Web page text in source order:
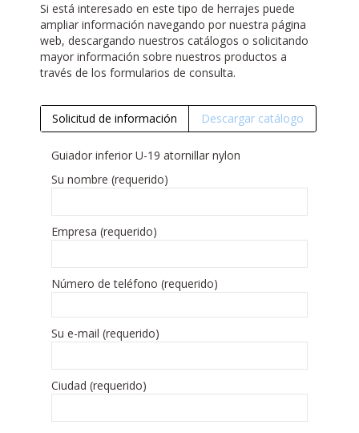
Si está interesado en este tipo de herrajes puede
ampliar información navegando por nuestra página
web, descargando nuestros catálogos o solicitando
mayor información sobre nuestros productos a
través de los formularios de consulta.
Solicitud de información Descargar catálogo
Guiador inferior U-19 atornillar nylon
Su nombre (requerido)
Empresa (requerido)
Número de teléfono (requerido)
Su e-mail (requerido)
Ciudad (requerido)